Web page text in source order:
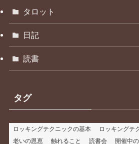
タロット
日記
読書
タグ
ロッキングテクニックの基本 ロッキングテ
老いの恩恵
触れること 読書会 開催中